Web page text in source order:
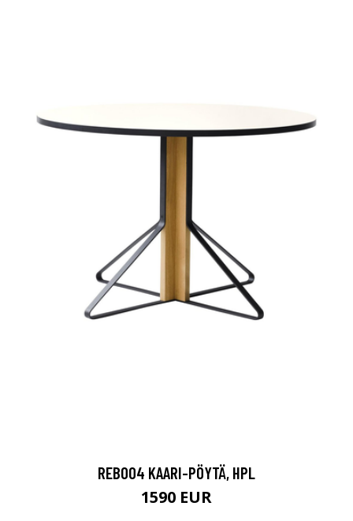
REB004 KAARI-PÖYTÄ, HPL
1590 EUR